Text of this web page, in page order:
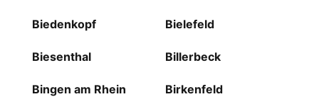
Biedenkopf Bielefeld
Biesenthal Billerbeck
Bingen am Rhein Birkenfeld